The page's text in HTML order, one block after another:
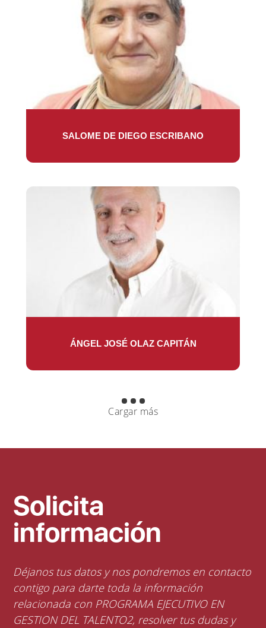
SALOME DE DIEGO ESCRIBANO
ÁNGEL JOSÉ OLAZ CAPITÁN
Cargar más
Solicita
información
Déjanos tus datos y nos pondremos en contacto
contigo para darte toda la información
relacionada con PROGRAMA EJECUTIVO EN
GESTION DEL TALENTO2, resolver tus dudas y